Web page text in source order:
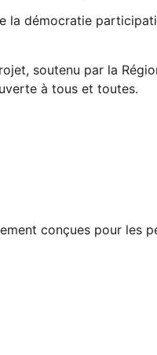
démocratie
soutenu par la
à tous et toutes.
conçues pour les